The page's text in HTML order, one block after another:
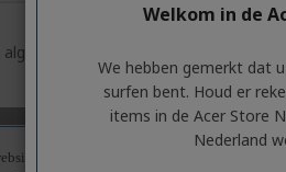
algemene informatie over de
Welkom in de
We hebben gemerkt dat
surfen bent. Houd er
items in de Acer Store
Nederland